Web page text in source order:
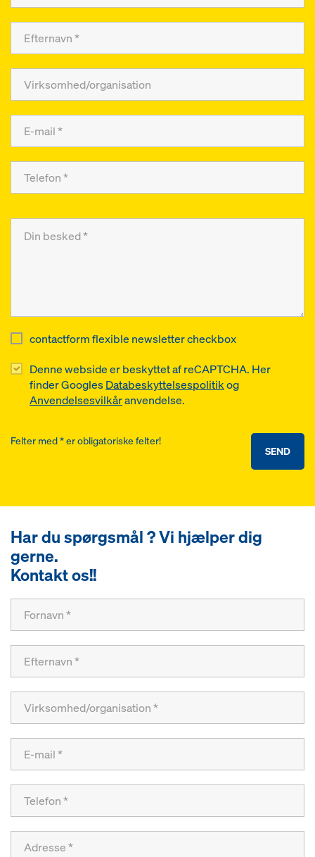
contactform flexible newsletter checkbox
Denne webside er beskyttet af reCAPTCHA. Her
finder GooglesDatabeskyttelsespolitikog
Anvendelsesvilkåranvendelse.
SEND
Felter med * er obligatoriske felter!
Har du spørgsmål ? Vi hjælper dig
gerne.
Kontakt os!!